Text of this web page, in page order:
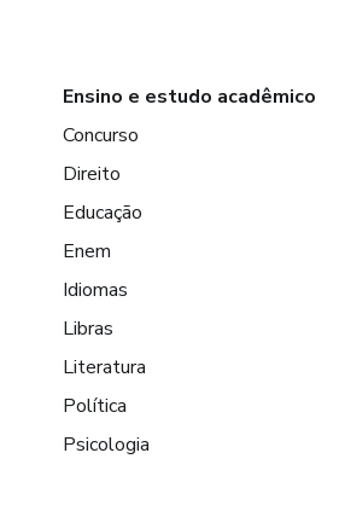
Ensino e estudo acadêmico
Concurso
Direito
Educação
Enem
Idiomas
Libras
Literatura
Política
Psicologia